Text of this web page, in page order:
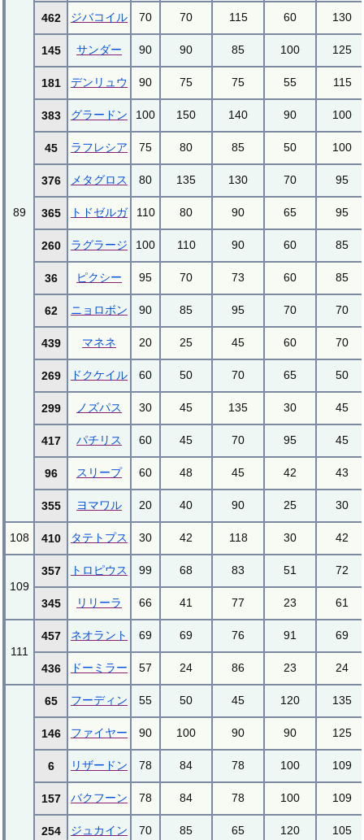
89
462 ジバコイル 70 70 115 60 130
145 サンダー 90 90 85 100 125
181 デンリュウ 90 75 75 55 115
383 グラードン 100 150 140 90 100
45 ラフレシア 75 80 85 50 100
376 メタグロス 80 135 130 70 95
365 トドゼルガ 110 80 90 65 95
260 ラグラージ 100 110 90 60 85
36 ピクシー 95 70 73 60 85
62 ニョロボン 90 85 95 70 70
439 マネネ 20 25 45 60 70
269 ドクケイル 60 50 70 65 50
299 ノズパス 30 45 135 30 45
417 パチリス 60 45 70 95 45
96 スリープ 60 48 45 42 43
355 ヨマワル 20 40 90 25 30
108 410 タテトプス 30 42 118 30 42
109
357 トロピウス 99 68 83 51 72
345 リリーラ 66 41 77 23 61
111
457 ネオラント 69 69 76 91 69
436 ドーミラー 57 24 86 23 24
65 フーディン 55 50 45 120 135
146 ファイヤー 90 100 90 90 125
6 リザードン 78 84 78 100 109
157 バクフーン 78 84 78 100 109
254 ジュカイン 70 85 65 120 105